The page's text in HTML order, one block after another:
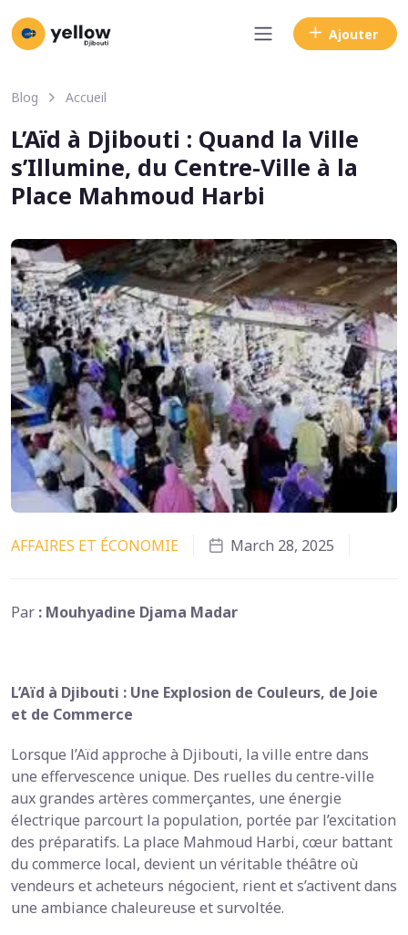
Ajouter
Blog Accueil
L’Aïd à Djibouti : Quand la Ville
s’Illumine, du Centre-Ville à la
Place Mahmoud Harbi
AFFAIRES ET ÉCONOMIE March 28, 2025
Par : Mouhyadine Djama Madar
L’Aïd à Djibouti : Une Explosion de Couleurs, de Joie
et de Commerce
Lorsque l’Aïd approche à Djibouti, la ville entre dans
une effervescence unique. Des ruelles du centre-ville
aux grandes artères commerçantes, une énergie
électrique parcourt la population, portée par l’excitation
des préparatifs. La place Mahmoud Harbi, cœur battant
du commerce local, devient un véritable théâtre où
vendeurs et acheteurs négocient, rient et s’activent dans
une ambiance chaleureuse et survoltée.